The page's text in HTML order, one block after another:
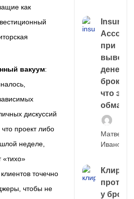
как
вакуум:
дискуссий
проект либо
неделе,
«тихо»
точечно
чтобы не
Account
при
выводе
денег у
что это,
обман?
Матвей
Иванов
Клиринг
у